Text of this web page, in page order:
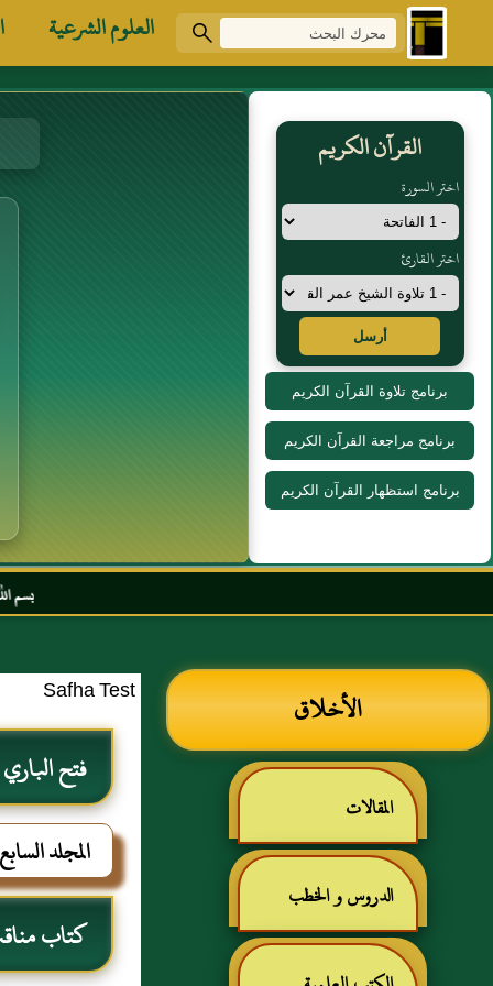
العلوم الشرعية
القرآن الكريم
اختر السورة
اختر القارئ
أرسل
برنامج تلاوة القرآن الكريم
برنامج مراجعة القرآن الكريم
برنامج استظهار القرآن الكريم
بسم الله الرحمن الرحيم
الأخلاق
المقالات
الدروس و الخطب
Safha Test
فتح
المجلد السابع
كتاب